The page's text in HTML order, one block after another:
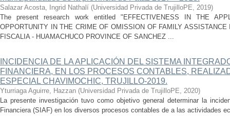
Salazar Acosta, Ingrid Nathalí (Universidad Privada de TrujilloPE, 2019)
The present research work entitled "EFFECTIVENESS IN THE
OPPORTUNITY IN THE CRIME OF OMISSION OF FAMILY
FISCALIA - HUAMACHUCO PROVINCE OF SANCHEZ ...
INCIDENCIA DE LA APLICACIÓN DEL SISTEMA
FINANCIERA, EN LOS PROCESOS CONTABLES,
ESPECIAL CHAVIMOCHIC, TRUJILLO-2019.
Yturriaga Aguirre, Hazzan (Universidad Privada de TrujilloPE, 2020)
La presente investigación tuvo como objetivo general determinar la
Financiera (SIAF) en los diversos procesos contables de a las actividades